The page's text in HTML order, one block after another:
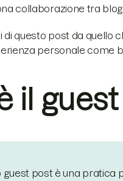
collaborazione tra
di questo post da
personale come
il
guest post è una